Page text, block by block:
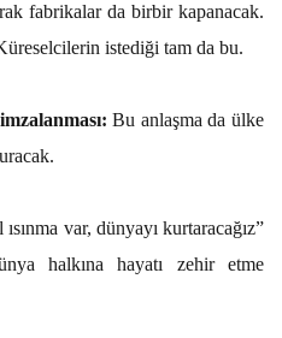
fabrikalar da birbir kapanacak.
istediği tam da bu.
Bu anlaşma da ülke
var, dünyayı kurtaracağız”
halkına hayatı zehir etme